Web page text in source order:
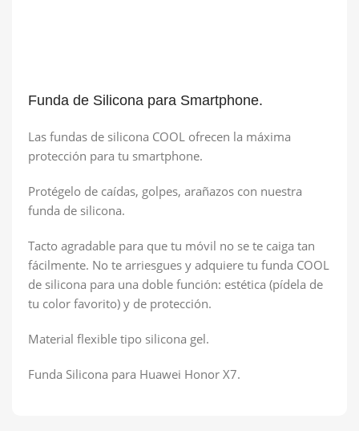
Funda de Silicona para Smartphone.
Las fundas de silicona COOL ofrecen la máxima
protección para tu smartphone.
Protégelo de caídas, golpes, arañazos con nuestra
funda de silicona.
Tacto agradable para que tu móvil no se te caiga tan
fácilmente. No te arriesgues y adquiere tu funda COOL
de silicona para una doble función: estética (pídela de
tu color favorito) y de protección.
Material flexible tipo silicona gel.
Funda Silicona para Huawei Honor X7.